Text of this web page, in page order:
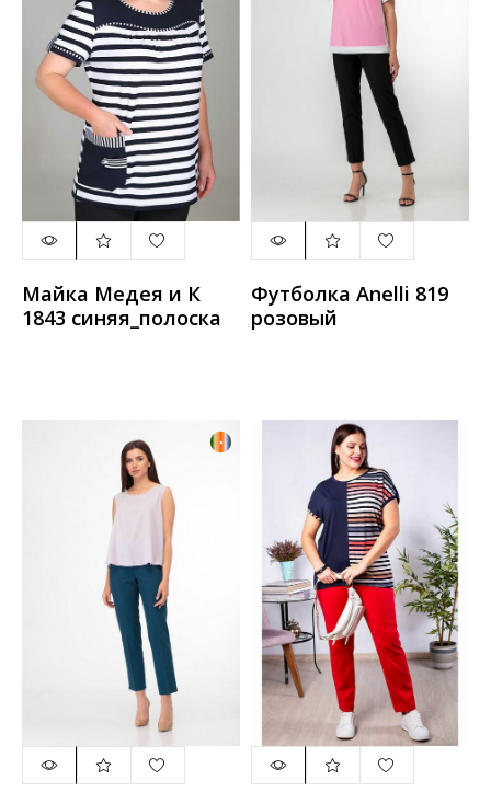
Майка Медея и К
1843 синяя_полоска
Футболка Anelli 819
розовый